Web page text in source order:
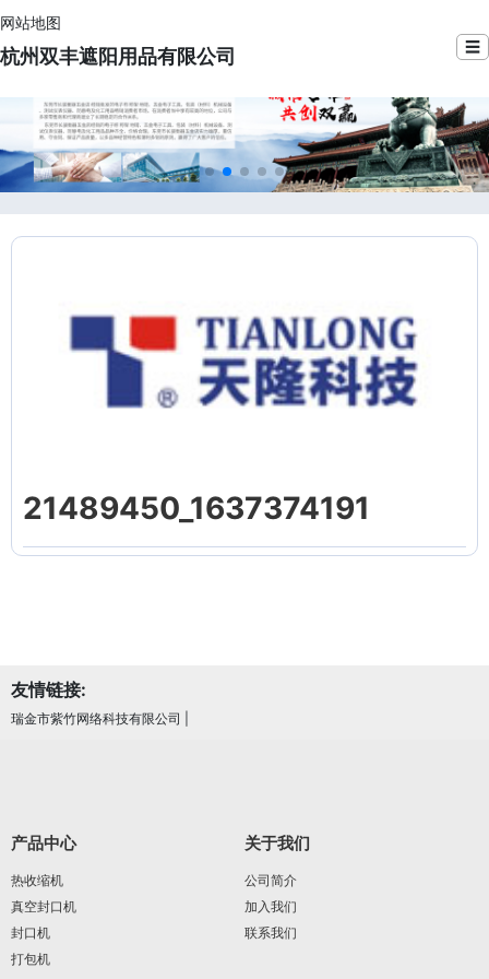
网站地图
杭州双丰遮阳用品有限公司 ☰
21489450_1637374191
友情链接:
瑞金市紫竹网络科技有限公司
产品中心
热收缩机
真空封口机
封口机
打包机
关于我们
公司简介
加入我们
联系我们